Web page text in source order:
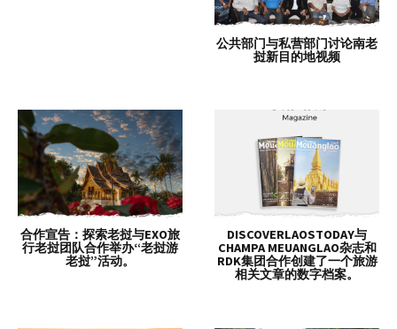
公共部门与私营部门讨论南老
挝新目的地视频
合作宣告：探索老挝与EXO旅
行老挝团队合作举办“老挝游
老挝”活动。
DISCOVERLAOSTODAY与
CHAMPA MEUANGLAO杂志和
RDK集团合作创建了一个旅游
相关文章的数字档案。